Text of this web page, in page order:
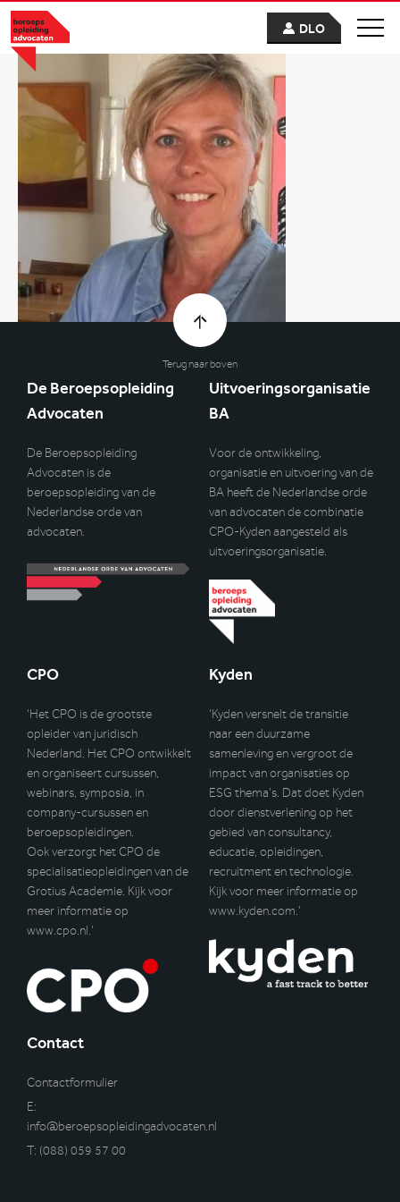
DLO
Terug naar boven
De Beroepsopleiding
Advocaten
De Beroepsopleiding
Advocaten is de
beroepsopleiding van de
Nederlandse orde van
advocaten.
Uitvoeringsorganisatie
BA
Voor de ontwikkeling,
organisatie en uitvoering van de
BA heeft de Nederlandse orde
van advocaten de combinatie
CPO-Kyden aangesteld als
uitvoeringsorganisatie.
CPO
‘Het CPO is de grootste
opleider van juridisch
Nederland. Het CPO ontwikkelt
en organiseert cursussen,
webinars, symposia, in
company-cursussen en
beroepsopleidingen.
Ook verzorgt het CPO de
specialisatieopleidingen van de
Grotius Academie. Kijk voor
meer informatie op
www.cpo.nl.’
Kyden
‘Kyden versnelt de transitie
naar een duurzame
samenleving en vergroot de
impact van organisaties op
ESG thema’s. Dat doet Kyden
door dienstverlening op het
gebied van consultancy,
educatie, opleidingen,
recruitment en technologie.
Kijk voor meer informatie op
www.kyden.com.’
Contact
Contactformulier
E:
info@beroepsopleidingadvocaten.nl
T: (088) 059 57 00